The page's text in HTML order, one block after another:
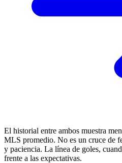
El historial entre ambos muestra
MLS promedio. No es un cruce de
y paciencia. La línea de goles,
frente a las expectativas.